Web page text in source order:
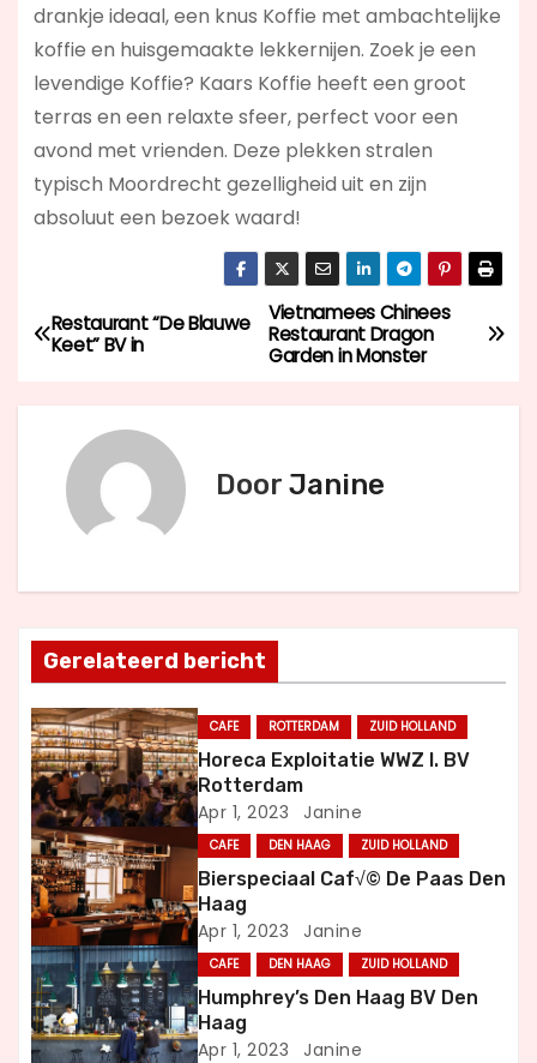
drankje ideaal, een knus Koffie met ambachtelijke
koffie en huisgemaakte lekkernijen. Zoek je een
levendige Koffie? Kaars Koffie heeft een groot
terras en een relaxte sfeer, perfect voor een
avond met vrienden. Deze plekken stralen
typisch Moordrecht gezelligheid uit en zijn
absoluut een bezoek waard!
B
n
a
v
i
g
a
t
i
Vietnamees Chinees
Restaurant Dragon
Garden in Monster
Restaurant “De Blauwe
Keet” BV in
Door Janine
Gerelateerd bericht
CAFE ROTTERDAM ZUID HOLLAND
Horeca Exploitatie WWZ I. BV
Rotterdam
Apr 1, 2023 Janine
CAFE DEN HAAG ZUID HOLLAND
Bierspeciaal Caf√© De Paas Den
Haag
Apr 1, 2023 Janine
CAFE DEN HAAG ZUID HOLLAND
Humphrey’s Den Haag BV Den
Haag
Apr 1, 2023 Janine